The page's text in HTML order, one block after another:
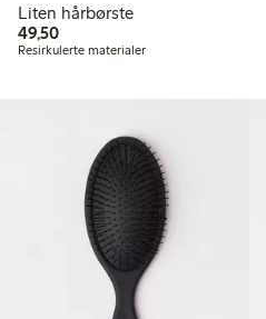
Liten hårbørste
49,5049,50 kr
Resirkulerte materialer